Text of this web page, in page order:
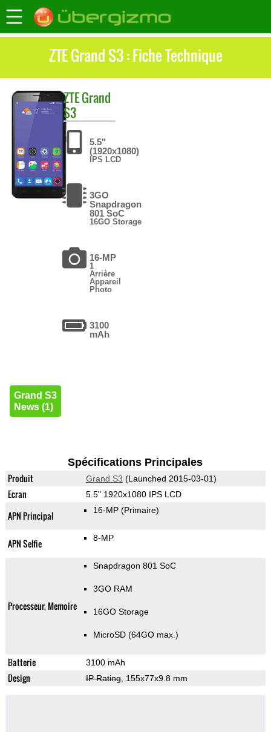
ZTE Grand S3 : Fiche Technique
ZTEGrand
S3
5.5"
(1920x1080)
IPS LCD
3GO
Snapdragon
801 SoC
16GO Storage
16-MP
1
Arrière
Appareil
Photo
3100
mAh
Grand S3
News (1)
Spécifications Principales
Produit Grand S3 (Launched 2015-03-01)
Ecran 5.5" 1920x1080 IPS LCD
APN Principal 16-MP (Primaire)
APN Selfie 8-MP
Processeur, Memoire
Snapdragon 801 SoC
3GO RAM
16GO Storage
MicroSD (64GO max.)
Batterie 3100 mAh
Design IP Rating, 155x77x9.8 mm